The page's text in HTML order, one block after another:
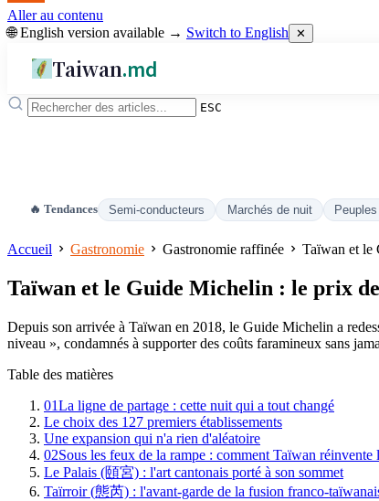
Aller au contenu
🌐 English version available → Switch to English ✕
Taiwan.md
ESC
🔥 Tendances Semi-conducteurs Marchés de nuit
Accueil Gastronomie Gastronomie raffinée Taïwan et le
Taïwan et le Guide Michelin : le prix
Depuis son arrivée à Taïwan en 2018, le Guide Michelin a
niveau », condamnés à supporter des coûts faramineux sans
Table des matières
01La ligne de partage : cette nuit qui a tout changé
Le choix des 127 premiers établissements
Une expansion qui n'a rien d'aléatoire
02Sous les feux de la rampe : comment Taïwan réinvente
Le Palais (頤宮) : l'art cantonais porté à son sommet
Taïrroir (態芮) : l'avant-garde de la fusion franco-